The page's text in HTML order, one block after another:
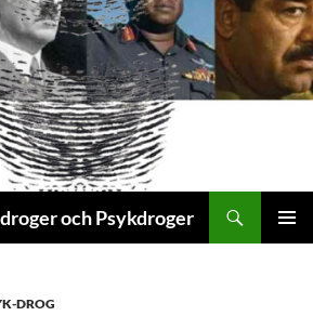
och Psykdroger
DROG